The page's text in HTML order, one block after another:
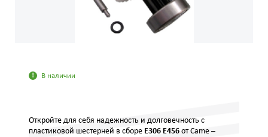
В наличии
Откройте для себя надежность и долговечность с
пластиковой шестерней в сборе E306 E456 от Came –